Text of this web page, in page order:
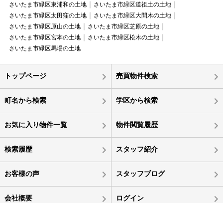
さいたま市緑区東浦和の土地
さいたま市緑区道祖土の土地
さいたま市緑区太田窪の土地
さいたま市緑区大間木の土地
さいたま市緑区原山の土地
さいたま市緑区芝原の土地
さいたま市緑区宮本の土地
さいたま市緑区松木の土地
さいたま市緑区馬場の土地
トップページ 売買物件検索
町名から検索 学区から検索
お気に入り物件一覧 物件閲覧履歴
検索履歴 スタッフ紹介
お客様の声 スタッフブログ
会社概要 ログイン